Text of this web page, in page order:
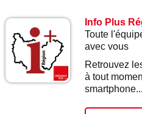
Info Plus
Toute
avec vous
Retrouvez
à tout
smartphone...